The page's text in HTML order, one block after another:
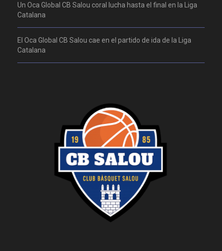
Un Oca Global CB Salou coral lucha hasta el final en la Liga
Catalana
El Oca Global CB Salou cae en el partido de ida de la Liga
Catalana